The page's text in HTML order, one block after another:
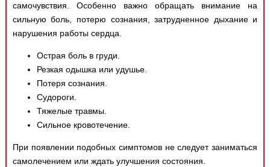
самочувствия. Особенно важно обращать внимание на
сильную боль, потерю сознания, затрудненное дыхание и
нарушения работы сердца.
Острая боль в груди.
Резкая одышка или удушье.
Потеря сознания.
Судороги.
Тяжелые травмы.
Сильное кровотечение.
При появлении подобных симптомов не следует заниматься
самолечением или ждать улучшения состояния.